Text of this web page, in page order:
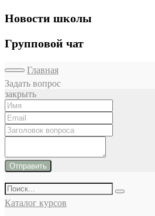
Новости школы
Групповой чат
Главная
Задать вопрос
закрыть
Отправить
Каталог курсов